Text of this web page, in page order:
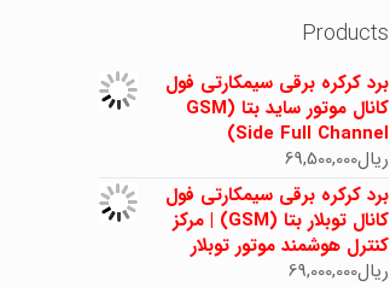
Products
برد کرکره برقی سیمکارتی فول
کانال موتور ساید بتا (GSM
Side Full Channel)
ریال69,500,000
برد کرکره برقی سیمکارتی فول
کانال توبلار بتا (GSM) | مرکز
کنترل هوشمند موتور توبلار
ریال69,000,000